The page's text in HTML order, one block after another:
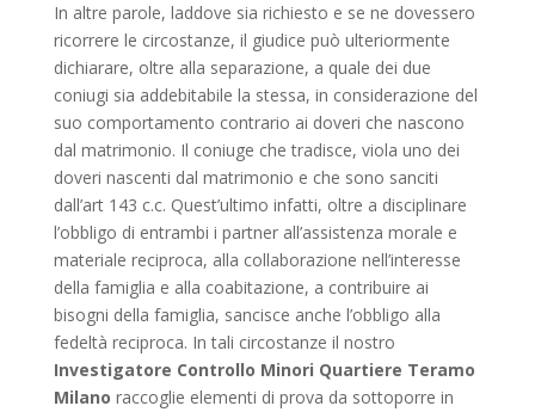
In altre parole, laddove sia richiesto e se ne dovessero
ricorrere le circostanze, il giudice può ulteriormente
dichiarare, oltre alla separazione, a quale dei due
coniugi sia addebitabile la stessa, in considerazione del
suo comportamento contrario ai doveri che nascono
dal matrimonio. Il coniuge che tradisce, viola uno dei
doveri nascenti dal matrimonio e che sono sanciti
dall’art 143 c.c. Quest’ultimo infatti, oltre a disciplinare
l’obbligo di entrambi i partner all’assistenza morale e
materiale reciproca, alla collaborazione nell’interesse
della famiglia e alla coabitazione, a contribuire ai
bisogni della famiglia, sancisce anche l’obbligo alla
fedeltà reciproca. In tali circostanze il nostro
Investigatore Controllo Minori Quartiere Teramo
Milano raccoglie elementi di prova da sottoporre in